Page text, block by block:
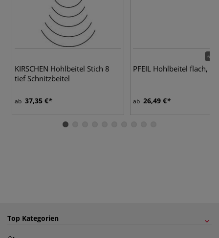
KIRSCHEN Hohlbeitel Stich 8
tief Schnitzbeitel
ab 37,35 €
6
PFEIL Hohlbeitel flach,
ab 26,49 €
Top Kategorien